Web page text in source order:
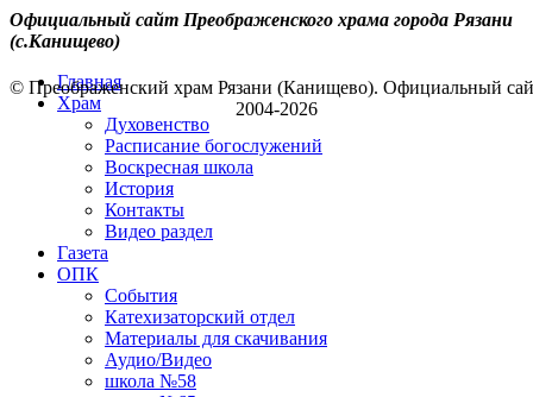
Официальный сайт Преображенского храма города Рязани
(с.Канищево)
Главная
Храм
Духовенство
Расписание богослужений
Воскресная школа
История
Контакты
Видео раздел
Газета
ОПК
События
Катехизаторский отдел
Материалы для скачивания
Аудио/Видео
школа №58
© Преображенский храм Рязани (Канищево). Официальный
2004-2026